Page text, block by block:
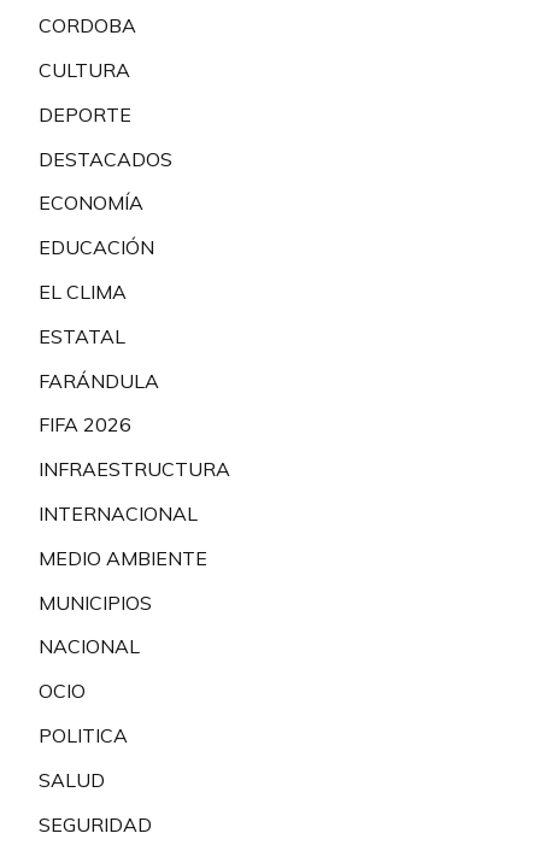
CORDOBA
CULTURA
DEPORTE
DESTACADOS
ECONOMÍA
EDUCACIÓN
EL CLIMA
ESTATAL
FARÁNDULA
FIFA 2026
INFRAESTRUCTURA
INTERNACIONAL
MEDIO AMBIENTE
MUNICIPIOS
NACIONAL
OCIO
POLITICA
SALUD
SEGURIDAD